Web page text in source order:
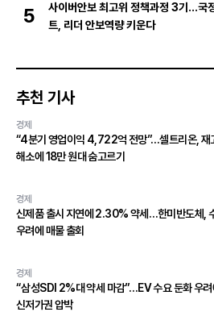
5
사이버안보 최고위 정책과정 3기…국
트, 리더 안보역량 키운다
추천 기사
경제
“4분기 영업이익 4,722억 전망”…셀트리온, 재
해소에 18만 원대 숨고르기
경제
신제품 출시 지연에 2.30% 약세…한미반도체,
우려에 매물 출회
경제
“삼성SDI 2%대 약세 마감”…EV 수요 둔화 우
신저가권 압박